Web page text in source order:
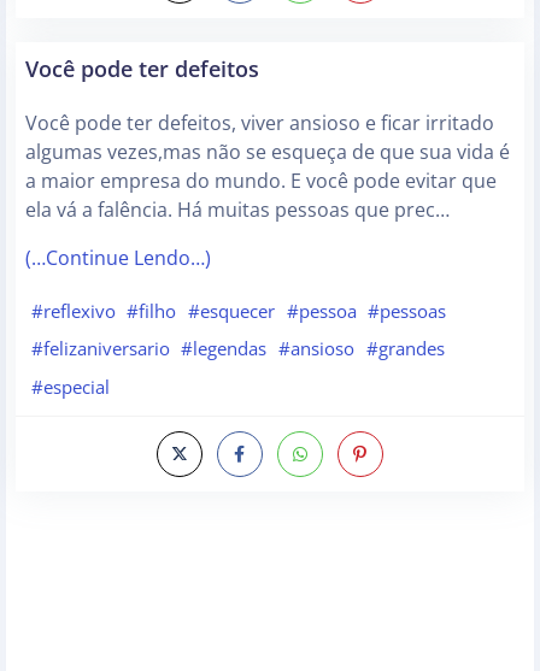
Você pode ter defeitos
Você pode ter defeitos, viver ansioso e ficar irritado
algumas vezes,mas não se esqueça de que sua vida é
a maior empresa do mundo. E você pode evitar que
ela vá a falência. Há muitas pessoas que prec…
(…Continue Lendo…)
#reflexivo #filho #esquecer #pessoa #pessoas
#felizaniversario #legendas #ansioso #grandes
#especial